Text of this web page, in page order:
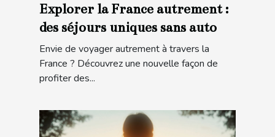
Explorer la France autrement :
des séjours uniques sans auto
Envie de voyager autrement à travers la
France ? Découvrez une nouvelle façon de
profiter des...